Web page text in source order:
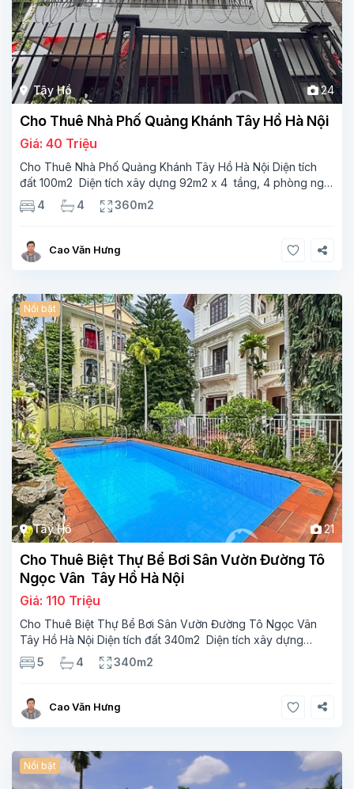
Tây Hồ 24
Cho Thuê Nhà Phố Quảng Khánh Tây Hồ Hà Nội
Giá: 40 Triệu
Cho Thuê Nhà Phố Quảng Khánh Tây Hồ Hà Nội Diện tích
đất 100m2 Diện tích xây dựng 92m2 x 4 tầng, 4 phòng ngủ
3 phòng tắm Tầng 1 – phòng bếp-1wc Tầng 2– phòng khách
, 1 phòng ngủ,1 phòng tắm Tầng 3- 2
4 4 360m2
Cao Văn Hưng
Tây Hồ 21
Nổi bật
Cho Thuê Biệt Thự Bể Bơi Sân Vườn Đường Tô
Ngọc Vân Tây Hồ Hà Nội
Giá: 110 Triệu
Cho Thuê Biệt Thự Bể Bơi Sân Vườn Đường Tô Ngọc Vân
Tây Hồ Hà Nội Diện tích đất 340m2 Diện tích xây dựng
110m2 Xây 3 tầng, 5 phòng ngủ 4 phòng tắm Tầng 1, ,
phòng khách , phòng bếp-1wc Tầng 2, 3
5 4 340m2
Cao Văn Hưng
Nổi bật